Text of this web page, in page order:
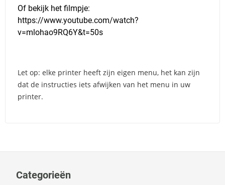
Of bekijk het filmpje:
https://www.youtube.com/watch?
v=mlohao9RQ6Y&t=50s
Let op: elke printer heeft zijn eigen menu, het kan zijn
dat de instructies iets afwijken van het menu in uw
printer.
Categorieën